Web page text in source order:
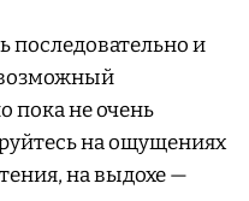
последовательно и
пока не очень
на ощущениях
на выдохе —